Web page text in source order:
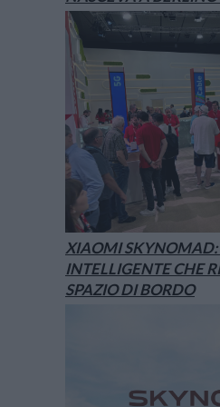
XIAOMI SKYNOMAD:
INTELLIGENTE CHE
SPAZIO DI BORDO